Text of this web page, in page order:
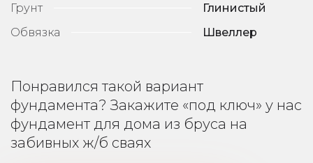
Грунт
Глинистый
Обвязка
Швеллер
Понравился такой вариант
фундамента? Закажите «под ключ» у нас
фундамент для дома из бруса на
забивных ж/б сваях